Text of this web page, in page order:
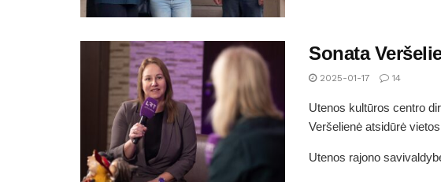
Sonata
2025-01-17 14
Utenos kultūros centro
Veršelienė atsidūrė
Utenos rajono